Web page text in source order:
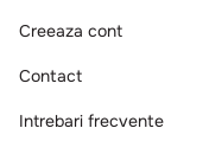
Creeaza cont
Contact
Intrebari frecvente